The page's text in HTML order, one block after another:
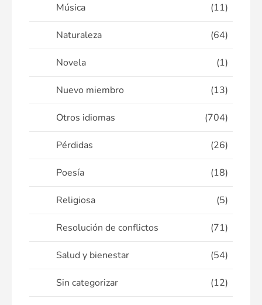
Música (11)
Naturaleza (64)
Novela (1)
Nuevo miembro (13)
Otros idiomas (704)
Pérdidas (26)
Poesía (18)
Religiosa (5)
Resolución de conflictos (71)
Salud y bienestar (54)
Sin categorizar (12)